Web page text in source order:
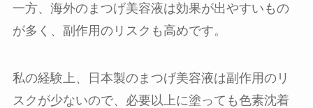
一方、海外のまつげ美容液は効果が出やすいもの
が多く、副作用のリスクも高めです。
私の経験上、日本製のまつげ美容液は副作用のリ
スクが少ないので、必要以上に塗っても色素沈着